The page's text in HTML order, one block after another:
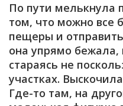
По пути мелькнула
том, что можно все
пещеры и
она упрямо бежала,
стараясь не
участках.
Где-то там, на